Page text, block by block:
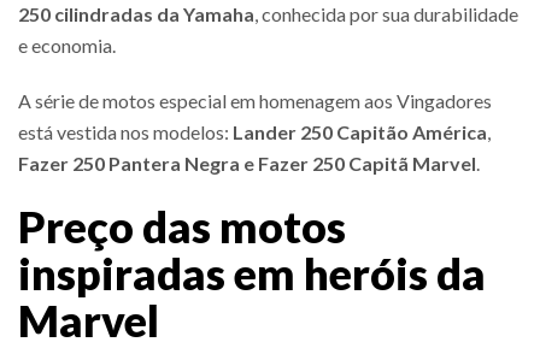
250 cilindradas da Yamaha , conhecida por sua durabilidade
e economia.
A série de motos especial em homenagem aos Vingadores
está vestida nos modelos: Lander 250 Capitão América
Fazer 250 Pantera Negra e Fazer 250 Capitã Marvel
Preço das motos
inspiradas em heróis da
Marvel